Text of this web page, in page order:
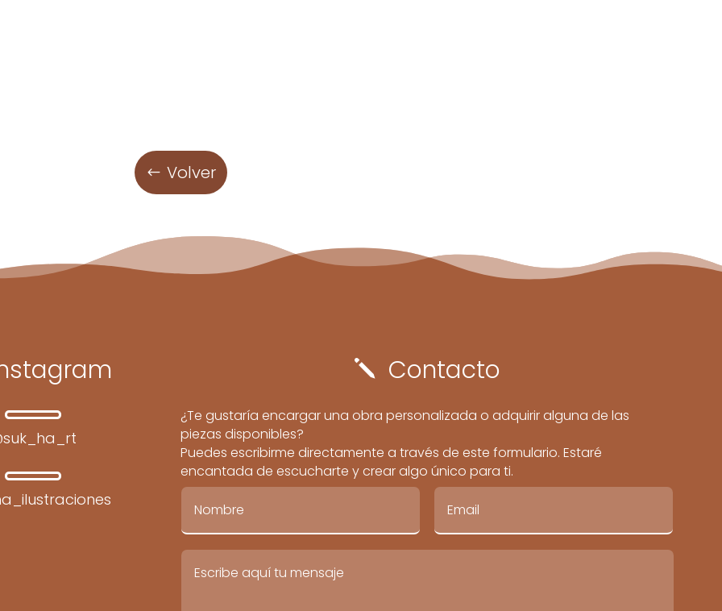
Volver
j Contacto
¿Te gustaría encargar una obra personalizada o adquirir alguna de las
piezas disponibles?
Puedes escribirme directamente a través de este formulario. Estaré
encantada de escucharte y crear algo único para ti.